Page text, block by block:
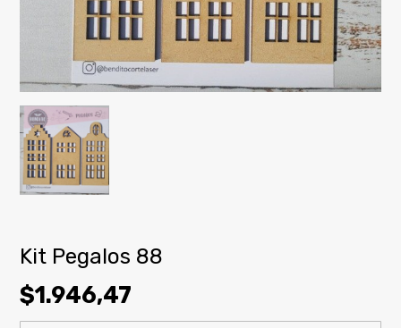
Kit Pegalos 88
$1.946,47